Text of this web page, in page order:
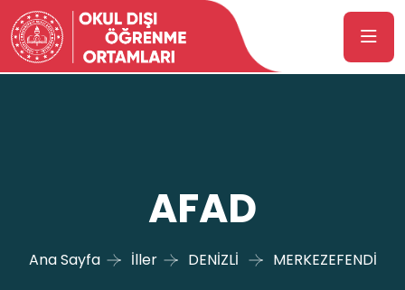
AFAD
Ana Sayfa İller DENİZLİ MERKEZEFENDİ